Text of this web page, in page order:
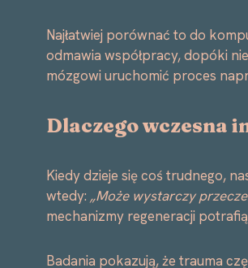
Najłatwiej porównać to do
odmawia współpracy, dopóki
mózgowi uruchomić proces
Dlaczego wczesna
Kiedy dzieje się coś trudnego,
wtedy: „Może wystarczy
mechanizmy regeneracji
Badania pokazują, że trauma